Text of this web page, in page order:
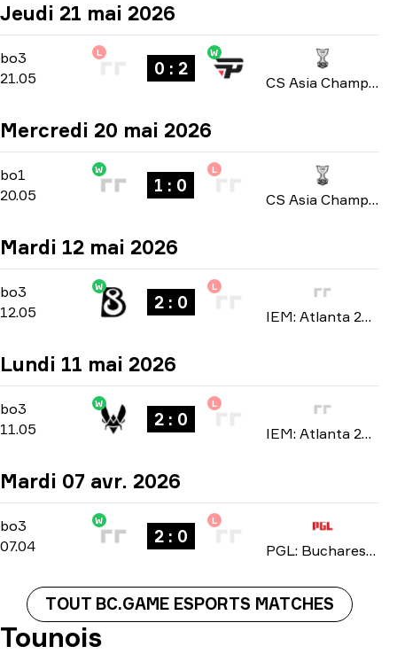
Jeudi 21 mai 2026
bo3 -bo3
21.05
L
0 : 2
W
CS Asia Championships 2026
Mercredi 20 mai 2026
bo1 -bo1
20.05
W
1 : 0
L
CS Asia Championships 2026
Mardi 12 mai 2026
bo3 -bo3
12.05
W
2 : 0
L
IEM: Atlanta 2026
Lundi 11 mai 2026
bo3 -bo3
11.05
W
2 : 0
L
IEM: Atlanta 2026
Mardi 07 avr. 2026
bo3 Group Stage
bo3
07.04
W
2 : 0
L
PGL: Bucharest 2026
TOUT BC.GAME ESPORTS MATCHES
Tounois